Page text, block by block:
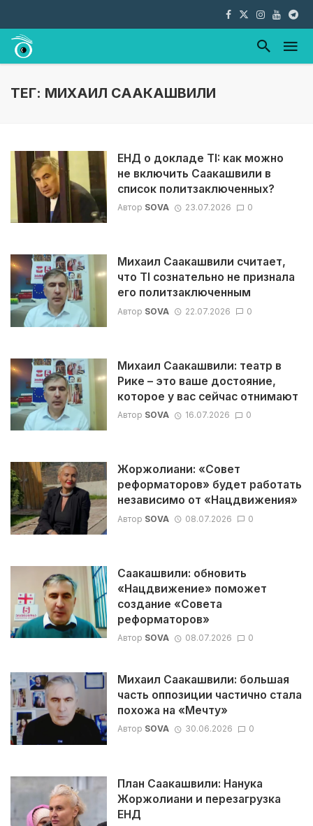
ТЕГ: МИХАИЛ СААКАШВИЛИ
ЕНД о докладе TI: как можно
не включить Саакашвили в
список политзаключенных?
Автор SOVA 23.07.2026 0
Михаил Саакашвили считает,
что TI сознательно не признала
его политзаключенным
Автор SOVA 22.07.2026 0
Михаил Саакашвили: театр в
Рике – это ваше достояние,
которое у вас сейчас отнимают
Автор SOVA 16.07.2026 0
Жоржолиани: «Совет
реформаторов» будет работать
независимо от «Нацдвижения»
Автор SOVA 08.07.2026 0
Саакашвили: обновить
«Нацдвижение» поможет
создание «Совета
реформаторов»
Автор SOVA 08.07.2026 0
Михаил Саакашвили: большая
часть оппозиции частично стала
похожа на «Мечту»
Автор SOVA 30.06.2026 0
План Саакашвили: Нанука
Жоржолиани и перезагрузка
ЕНД